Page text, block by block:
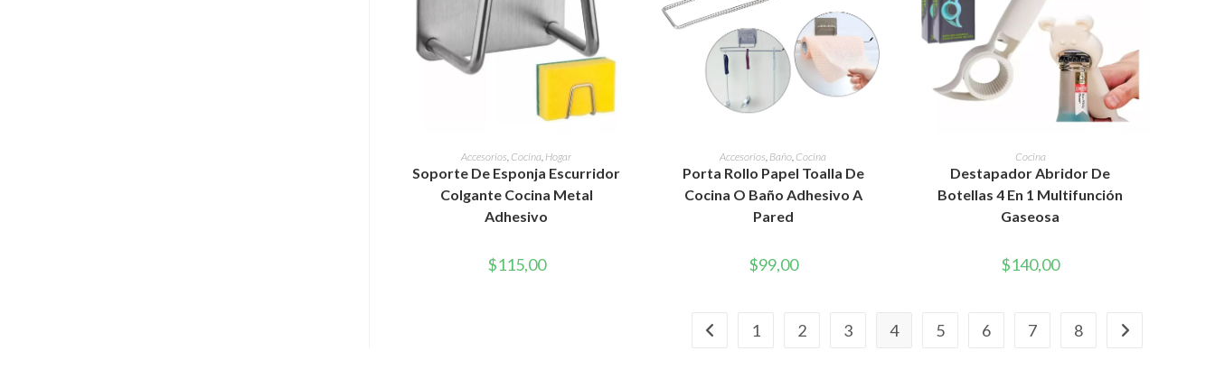
AÑADIR AL CARRITO
Accesorios Cocina Hogar
Soporte De Esponja Escurridor
Colgante Cocina Metal
Adhesivo
$115,00
AÑADIR AL CARRITO
Accesorios Baño Cocina
Porta Rollo Papel Toalla De
Cocina O Baño Adhesivo A
Pared
$99,00
AÑADIR AL CARRITO
Cocina
Destapador Abridor De
Botellas 4 En 1 Multifunción
Gaseosa
$140,00
1 2 3 4 5 6 7 8